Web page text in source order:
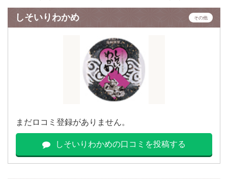
しそいりわかめ その他
まだロコミ登録がありません。
しそいりわかめの口コミを投稿する